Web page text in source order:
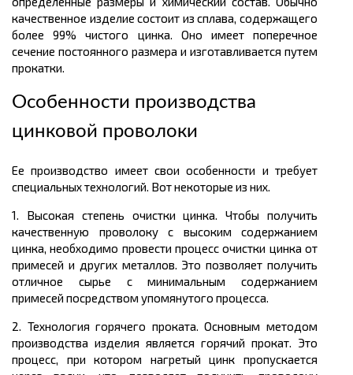
качественное изделие состоит из сплава, содержащего
более 99% чистого цинка. Оно имеет поперечное
сечение постоянного размера и изготавливается путем
прокатки.
Особенности производства
цинковой проволоки
Ее производство имеет свои особенности и требует
специальных технологий. Вот некоторые из них.
1. Высокая степень очистки цинка. Чтобы получить
качественную проволоку с высоким содержанием
цинка, необходимо провести процесс очистки цинка от
примесей и других металлов. Это позволяет получить
отличное сырье с минимальным содержанием
примесей посредством упомянутого процесса.
2. Технология горячего проката. Основным методом
производства изделия является горячий прокат. Это
процесс, при котором нагретый цинк пропускается